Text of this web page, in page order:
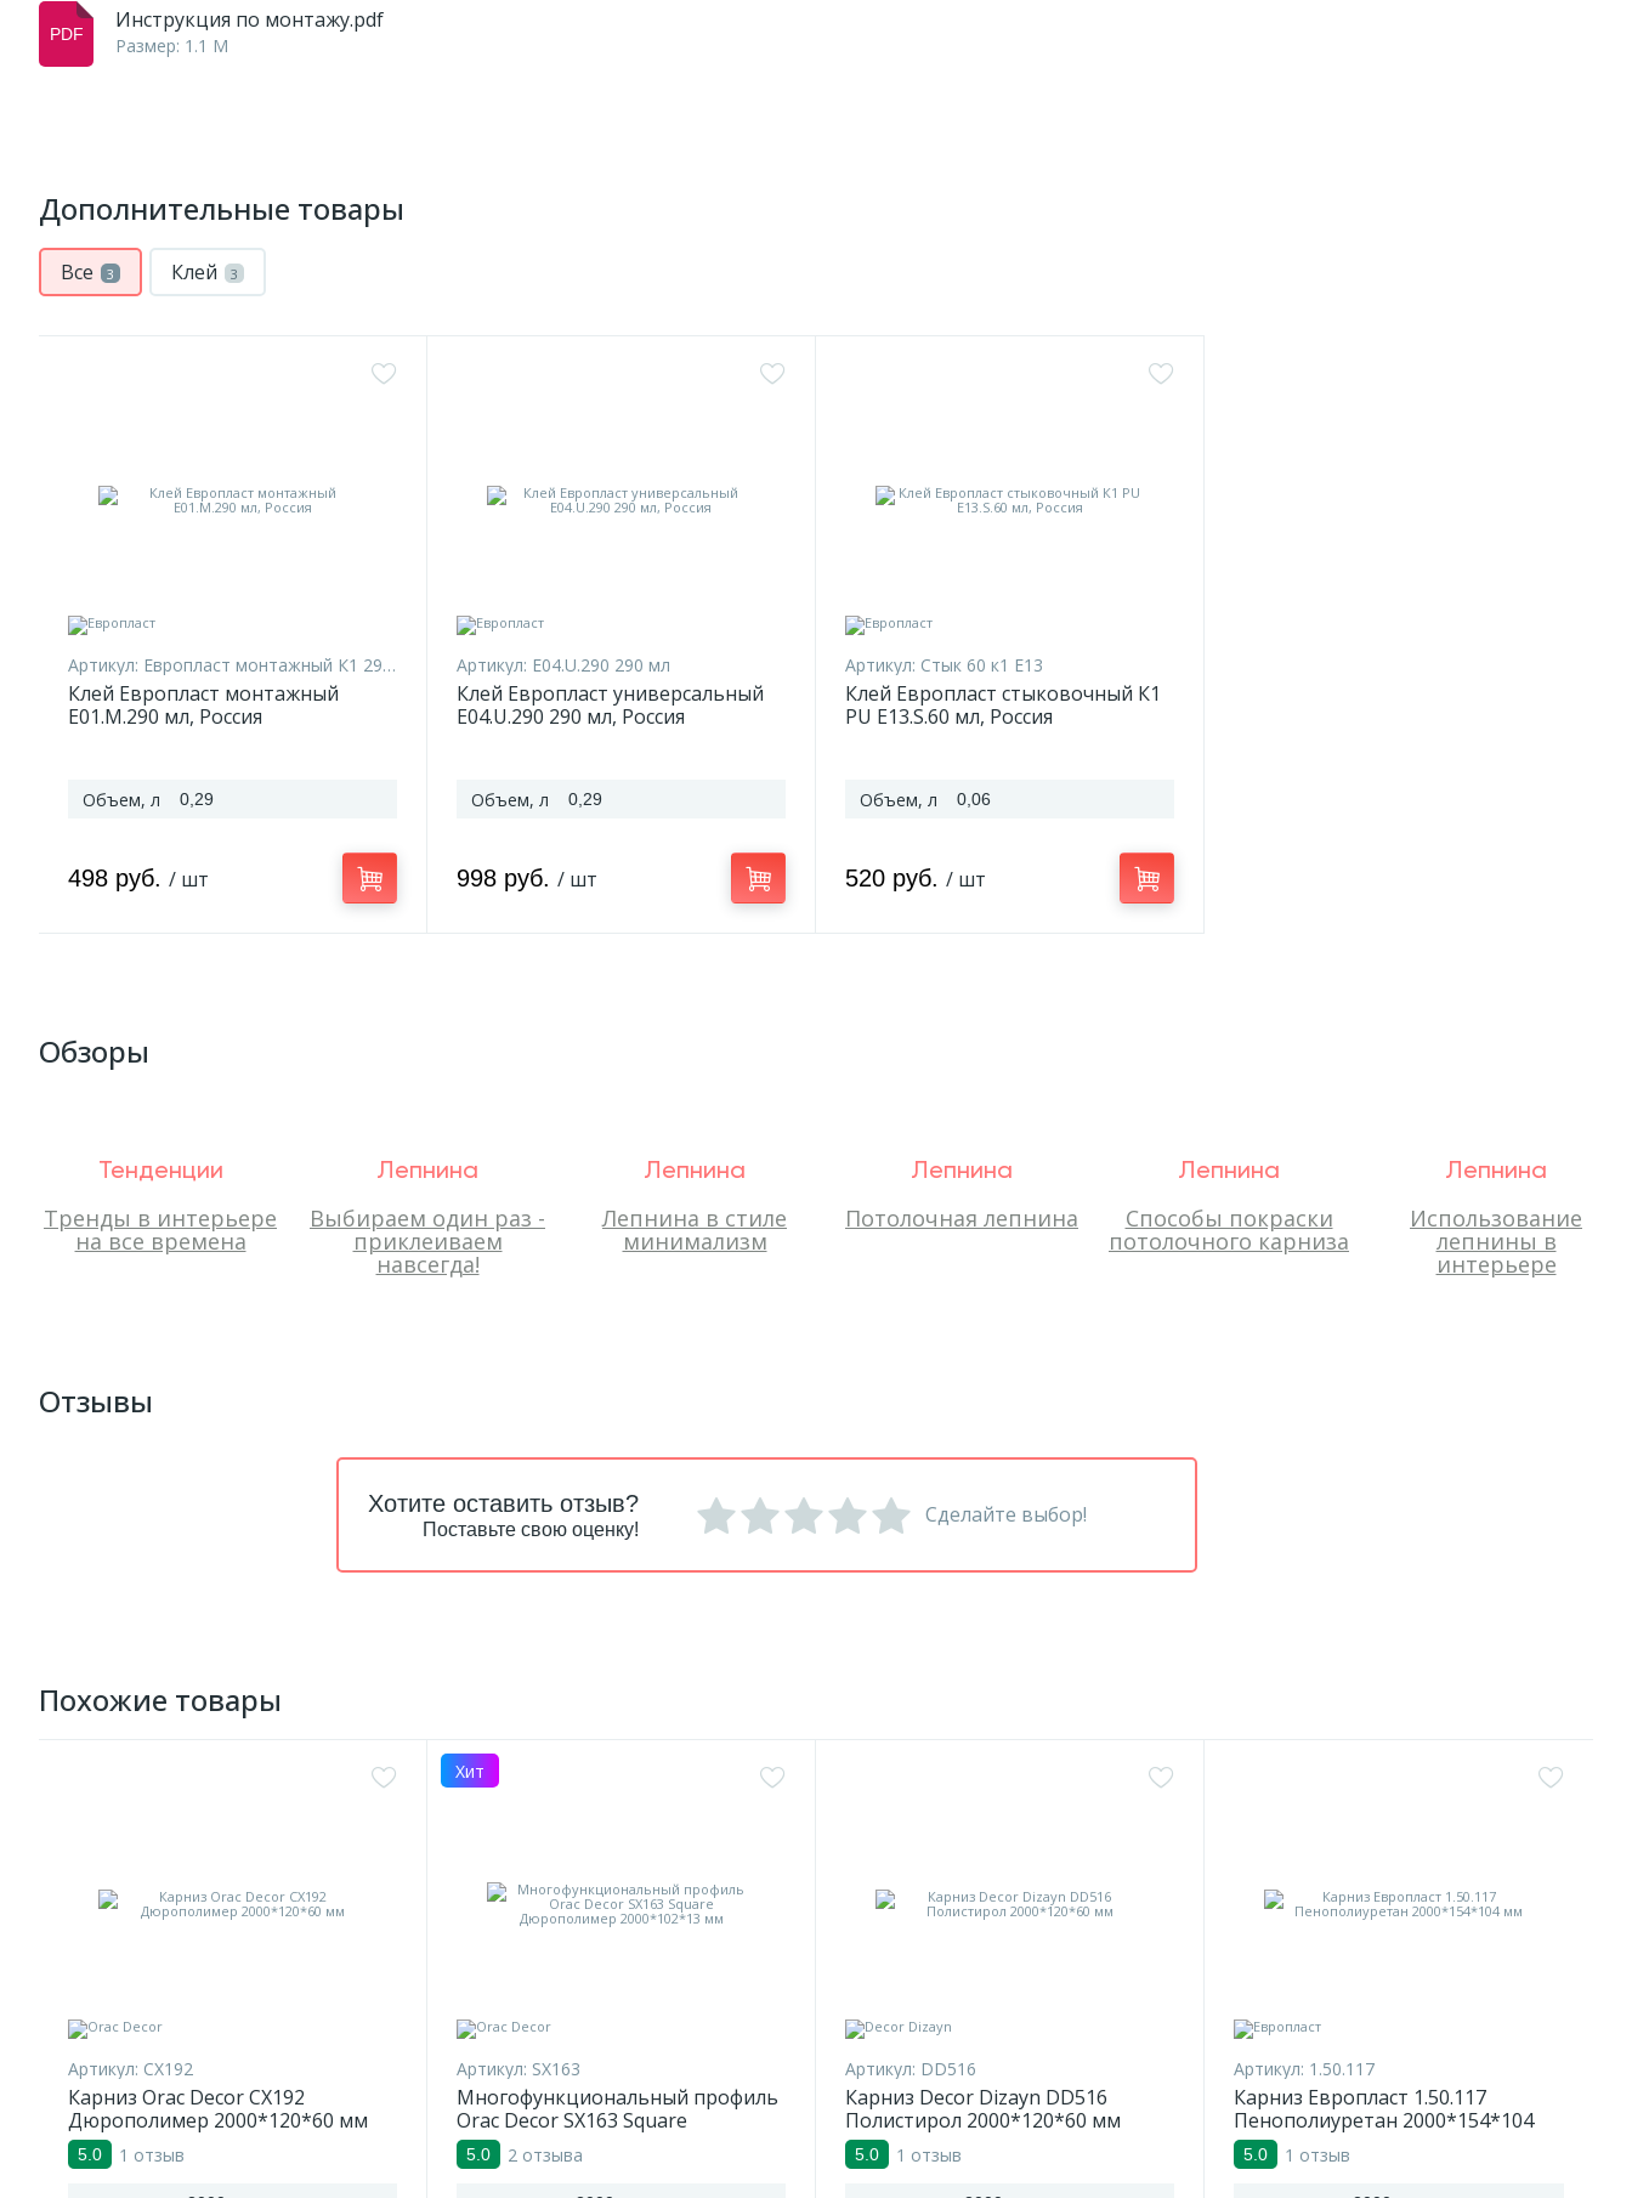
Инструкция по монтажу.pdf
Размер: 1.1 M
Дополнительные товары
Все 3 Клей 3
Артикул: Европласт монтажный К1 290 мл
Клей Европласт монтажный
E01.M.290 мл, Россия
Объем, л 0,29
498 руб. / шт
Артикул: E04.U.290 290 мл
Клей Европласт универсальный
E04.U.290 290 мл, Россия
Объем, л 0,29
998 руб. / шт
Артикул: Стык 60 к1 E13
Клей Европласт стыковочный К1
PU E13.S.60 мл, Россия
Объем, л 0,06
520 руб. / шт
Обзоры
Тенденции
Тренды в интерьере
на все времена
Лепнина
Выбираем один раз -
приклеиваем
навсегда!
Лепнина
Лепнина в стиле
минимализм
Лепнина
Потолочная лепнина
Лепнина
Способы покраски
потолочного карниза
Лепнина
Использование
лепнины в
интерьере
Отзывы
Хотите оставить отзыв?
Поставьте свою оценку!
Сделайте выбор!
Похожие товары
Артикул: CX192
Карниз Orac Decor CX192
Дюрополимер 2000*120*60 мм
5.0 1 отзыв
Хит
Артикул: SX163
Многофункциональный профиль
Orac Decor SX163 Square
Дюрополимер 2000*102*13 мм
5.0 2 отзыва
Артикул: DD516
Карниз Decor Dizayn DD516
Полистирол 2000*120*60 мм
5.0 1 отзыв
Артикул: 1.50.117
Карниз Европласт 1.50.117
Пенополиуретан 2000*154*104
мм
5.0 1 отзыв